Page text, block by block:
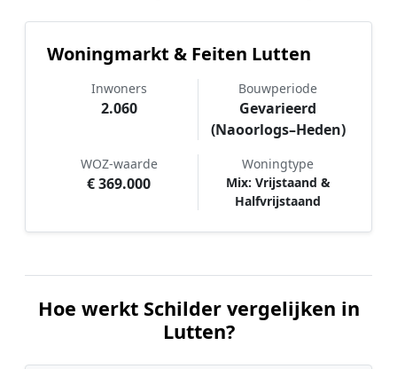
Woningmarkt & Feiten Lutten
Inwoners
2.060
Bouwperiode
Gevarieerd
(Naoorlogs–Heden)
WOZ-waarde
€ 369.000
Woningtype
Mix: Vrijstaand &
Halfvrijstaand
Hoe werkt Schilder vergelijken in
Lutten?